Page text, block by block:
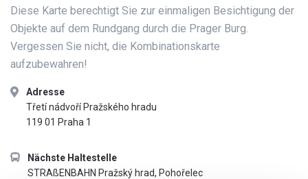
Diese Karte berechtigt Sie zur einmaligen Besichtigung der
Objekte auf dem Rundgang durch die Prager Burg.
Vergessen Sie nicht, die Kombinationskarte
aufzubewahren!
Adresse
Třetí nádvoří Pražského hradu
119 01 Praha 1
Nächste Haltestelle
STRAßENBAHN Pražský hrad, Pohořelec